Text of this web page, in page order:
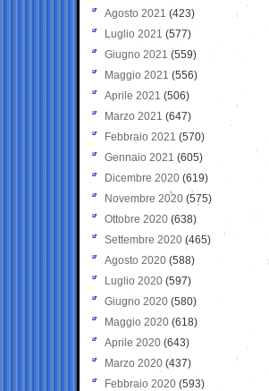
Agosto 2021 (423)
Luglio 2021 (577)
Giugno 2021(559)
Maggio 2021 (556)
Aprile 2021 (506)
Marzo 2021 (647)
Febbraio 2021 (570)
Gennaio 2021 (605)
Dicembre 2020 (619)
Novembre 2020 (575)
Ottobre 2020 (638)
Settembre 2020(465)
Agosto 2020 (588)
Luglio 2020 (597)
Giugno 2020 (580)
Maggio 2020 (618)
Aprile 2020 (643)
Marzo 2020 (437)
Febbraio 2020 (593)